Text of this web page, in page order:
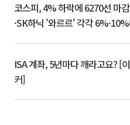
코스피, 4% 하락에 6270선 마
·SK하닉 '와르르' 각각
ISA 계좌, 5년마다 깨라고요? [
커]